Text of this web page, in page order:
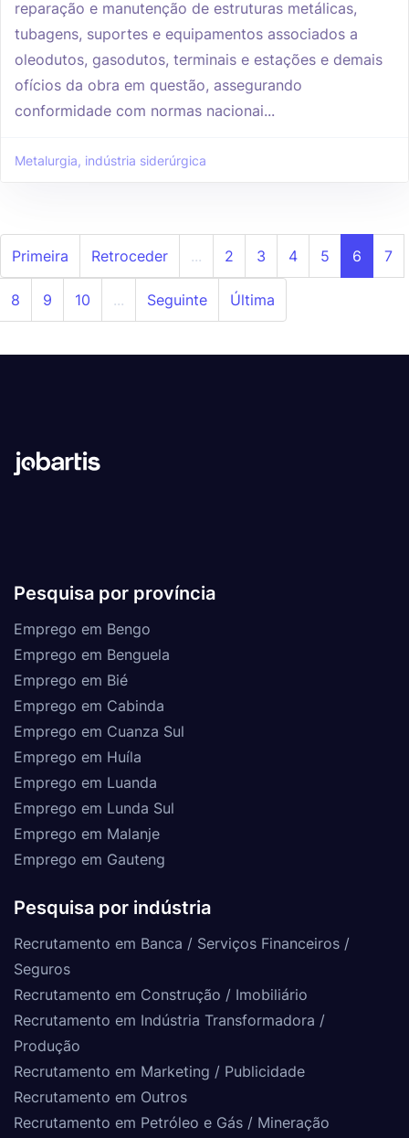
reparação e manutenção de estruturas metálicas,
tubagens, suportes e equipamentos associados a
oleodutos, gasodutos, terminais e estações e demais
ofícios da obra em questão, assegurando
conformidade com normas nacionai...
Metalurgia, indústria siderúrgica
Primeira Retroceder ... 2 3 4 5 6 7
8 9 10 ... Seguinte Última
Pesquisa por província
Emprego em Bengo
Emprego em Benguela
Emprego em Bié
Emprego em Cabinda
Emprego em Cuanza Sul
Emprego em Huíla
Emprego em Luanda
Emprego em Lunda Sul
Emprego em Malanje
Emprego em Gauteng
Pesquisa por indústria
Recrutamento em Banca / Serviços Financeiros /
Seguros
Recrutamento em Construção / Imobiliário
Recrutamento em Indústria Transformadora /
Produção
Recrutamento em Marketing / Publicidade
Recrutamento em Outros
Recrutamento em Petróleo e Gás / Mineração